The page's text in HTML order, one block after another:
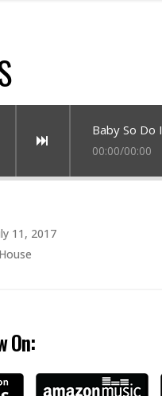
Baby So Do I
00:00/00:00
11, 2017
On: